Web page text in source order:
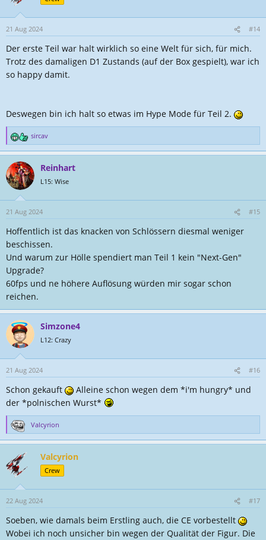
o
n
e
n
:
21 Aug 2024 #14
Der erste Teil war halt wirklich so eine Welt für sich, für mich.
Trotz des damaligen D1 Zustands (auf der Box gespielt), war ich
so happy damit.
Deswegen bin ich halt so etwas im Hype Mode für Teil 2.
R
e
k
t
o
n
n
sircav
Reinhart
L15: Wise
21 Aug 2024 #15
Hoffentlich ist das knacken von Schlössern diesmal weniger
beschissen.
Und warum zur Hölle spendiert man Teil 1 kein "Next-Gen"
Upgrade?
60fps und ne höhere Auflösung würden mir sogar schon
reichen.
Simzone4
L12: Crazy
21 Aug 2024 #16
Schon gekauft
Alleine schon wegen dem *i'm hungry* und
der *polnischen Wurst*
R
e
k
t
o
n
n
:
Valcyrion
Valcyrion
Crew
22 Aug 2024 #17
Soeben, wie damals beim Erstling auch, die CE vorbestellt
Wobei ich noch unsicher bin wegen der Qualität der Figur. Die